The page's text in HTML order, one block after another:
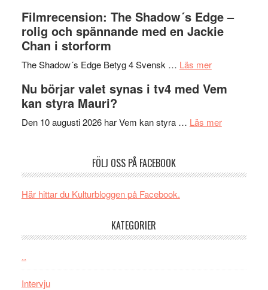
på
Roland
Pöntinen
Artipelag
bjuder
in
samtal
teater
Filmrecension: The Shadow´s Edge –
rolig och spännande med en Jackie
Chan i storform
The Shadow´s Edge Betyg 4 Svensk … Läs merom
The
´s
och
Jackie
Nu börjar valet synas i tv4 med Vem
kan styra Mauri?
Den 10 augusti 2026 har Vem kan styra … Läs merom
synas
Vem
FÖLJ OSS PÅ FACEBOOK
Här hittar du Kulturbloggen på Facebook.
KATEGORIER
..
Intervju